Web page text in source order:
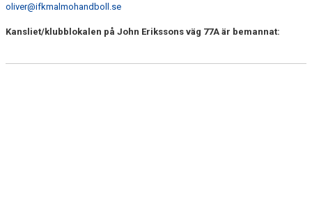
oliver@ifkmalmohandboll.se
Kansliet/klubblokalen på John Erikssons väg 77A är bemannat: